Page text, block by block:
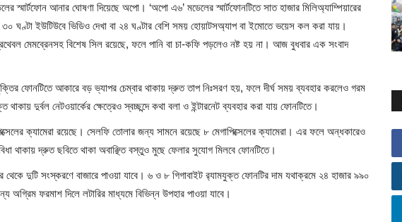
স্মার্টফোন আনার ঘোষণা দিয়েছে অপো। ‘অপো এ৬’ মডেলের স্মার্টফোনটিতে সাত হাজার মিলিঅ্যাম্পিয়ারের
৩০ ঘণ্টা ইউটিউবে ভিডিও দেখা বা ২৪ ঘণ্টার বেশি সময় হোয়াটসঅ্যাপ বা ইমোতে ভয়েস কল করা যায়।
মেমব্রেনসহ বিশেষ সিল রয়েছে, ফলে পানি বা চা-কফি পড়লেও নষ্ট হয় না। আজ বুধবার এক সংবাদ
ফোনটিতে আকারে বড় ভ্যাপর চেম্বার থাকায় দ্রুত তাপ নিঃসরণ হয়, ফলে দীর্ঘ সময় ব্যবহার করলেও গরম
দুর্বল নেটওয়ার্কের ক্ষেত্রেও স্বচ্ছন্দে কথা বলা ও ইন্টারনেট ব্যবহার করা যায় ফোনটিতে।
ক্যামেরা রয়েছে। সেলফি তোলার জন্য সামনে রয়েছে ৮ মেগাপিক্সেলের ক্যামেরা। এর ফলে অন্ধকারেও
থাকায় দ্রুত ছবিতে থাকা অবাঞ্ছিত বস্তুও মুছে ফেলার সুযোগ মিলবে ফোনটিতে।
থেকে দুটি সংস্করণে বাজারে পাওয়া যাবে। ৬ ও ৮ গিগাবাইট র‍্যামযুক্ত ফোনটির দাম যথাক্রমে ২৪ হাজার ৯৯০
ফরমাশ দিলে লটারির মাধ্যমে বিভিন্ন উপহার পাওয়া যাবে।